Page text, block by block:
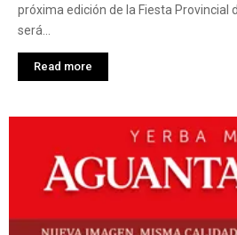
próxima edición de la Fiesta Provincial
será...
Read more